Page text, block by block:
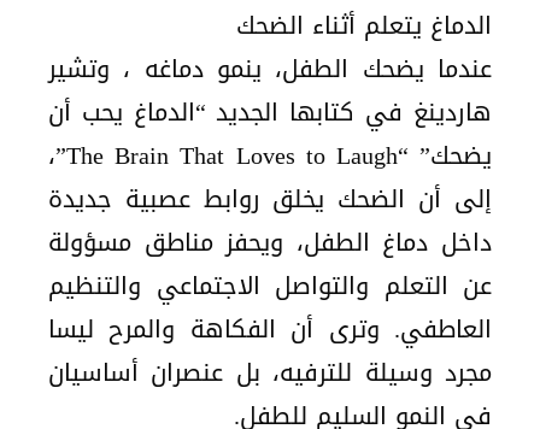
الدماغ يتعلم أثناء الضحك
عندما يضحك الطفل، ينمو دماغه ، وتشير
هاردينغ في كتابها الجديد “الدماغ يحب أن
يضحك” “The Brain That Loves to Laugh”،
إلى أن الضحك يخلق روابط عصبية جديدة
داخل دماغ الطفل، ويحفز مناطق مسؤولة
عن التعلم والتواصل الاجتماعي والتنظيم
العاطفي. وترى أن الفكاهة والمرح ليسا
مجرد وسيلة للترفيه، بل عنصران أساسيان
في النمو السليم للطفل.